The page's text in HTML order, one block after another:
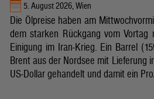
5. August 2026, Wien
Die Ölpreise haben am
dem starken Rückgang vom Vortag
Einigung im Iran-Krieg. Ein Barrel
Brent aus der Nordsee mit Lieferung
US-Dollar gehandelt und damit ein